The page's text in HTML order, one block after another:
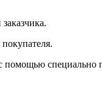
с помощью